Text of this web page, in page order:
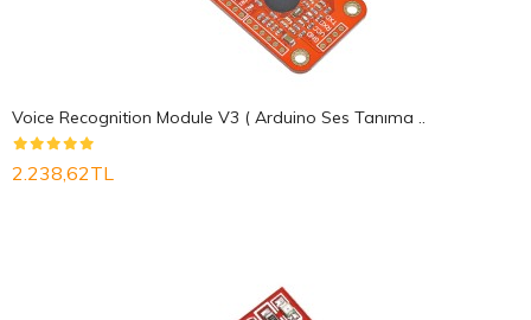
Voice Recognition Module V3 ( Arduino Ses Tanıma ..
2.238,62TL